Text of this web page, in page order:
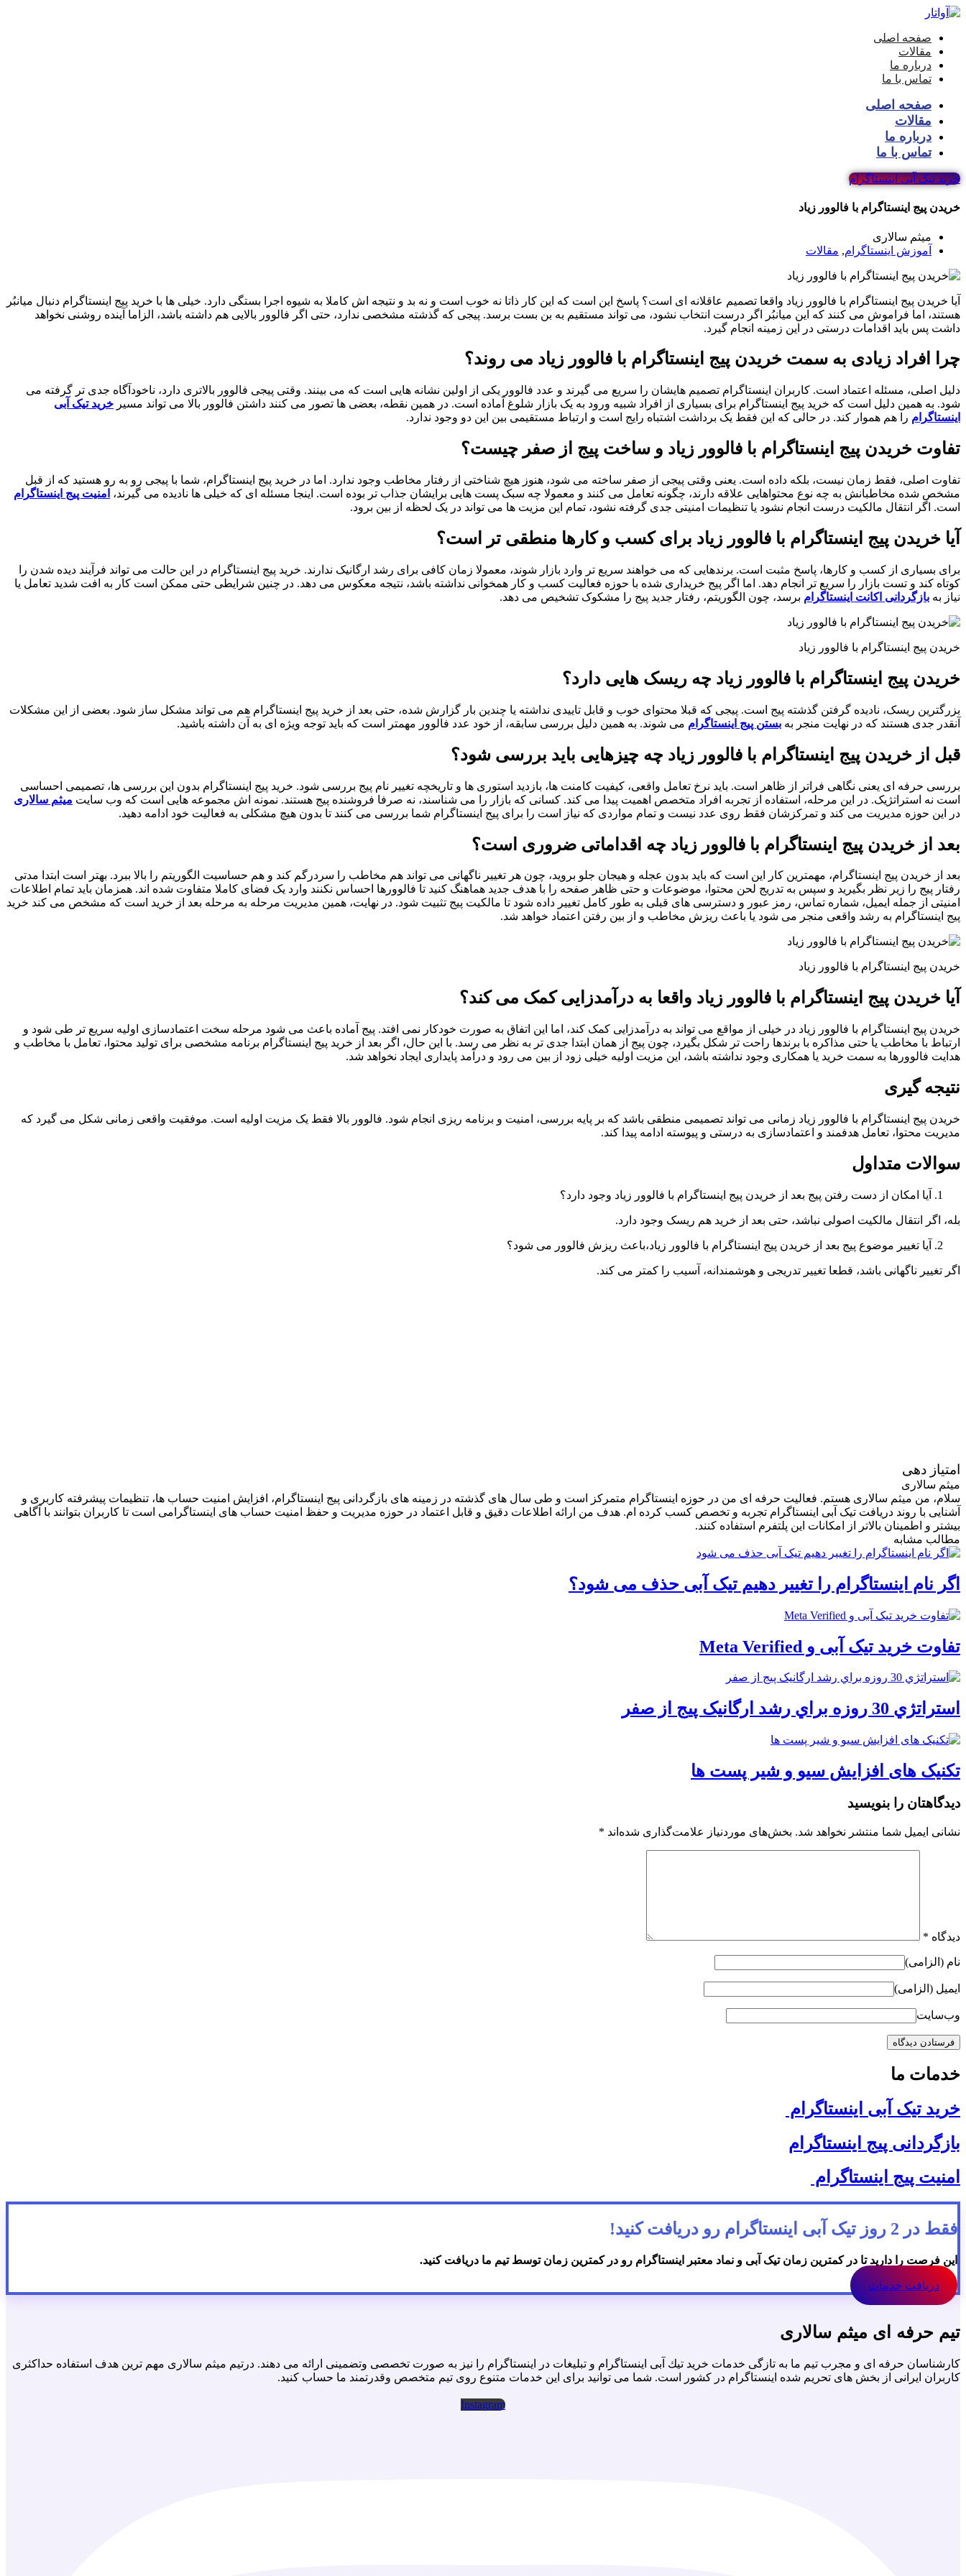
صفحه اصلی
مقالات
درباره ما
تماس با ما
صفحه اصلی
مقالات
درباره ما
تماس با ما
خرید تیک آبی اینستاگرام
خریدن پیج اینستاگرام با فالوور زیاد
میثم سالاری
آموزش اینستاگرام, مقالات
آیا خریدن پیج اینستاگرام با فالوور زیاد واقعا تصمیم عاقلانه ‌ای است؟ پاسخ این است که این کار ذاتا نه خوب است و نه بد و نتیجه ‌اش کاملا به شیوه اجرا بستگی دارد. خیلی‌ ها با خرید پیج اینستاگرام دنبال میانبُر
هستند، اما فراموش می ‌کنند که این میانبُر اگر درست انتخاب نشود، می‌ تواند مستقیم به بن ‌بست برسد. پیجی که گذشته مشخصی ندارد، حتی اگر فالوور بالایی هم داشته باشد، الزاما آینده روشنی نخواهد
داشت پس باید اقدامات درستی در این زمینه انجام گیرد.
چرا افراد زیادی به سمت خریدن پیج اینستاگرام با فالوور زیاد می ‌روند؟
دلیل اصلی، مسئله اعتماد است. کاربران اینستاگرام تصمیم ‌هایشان را سریع می ‌گیرند و عدد فالوور یکی از اولین نشانه ‌هایی است که می ‌بینند. وقتی پیجی فالوور بالاتری دارد، ناخودآگاه جدی ‌تر گرفته می
‌شود. به همین دلیل است که خرید پیج اینستاگرام برای بسیاری از افراد شبیه ورود به یک بازار شلوغ آماده است. در همین نقطه، بعضی ‌ها تصور می ‌کنند داشتن فالوور بالا می ‌تواند مسیر خرید تیک آبی
اینستاگرام را هم هموار کند. در حالی که این فقط یک برداشت اشتباه رایج است و ارتباط مستقیمی بین این دو وجود ندارد.
تفاوت خریدن پیج اینستاگرام با فالوور زیاد و ساخت پیج از صفر چیست؟
تفاوت اصلی، فقط زمان نیست، بلکه داده است. یعنی وقتی پیجی از صفر ساخته می ‌شود، هنوز هیچ شناختی از رفتار مخاطب وجود ندارد. اما در خرید پیج اینستاگرام، شما با پیجی رو به‌ رو هستید که از قبل
مشخص شده مخاطبانش به چه نوع محتواهایی علاقه دارند، چگونه تعامل می ‌کنند و معمولا چه سبک پست‌ هایی برایشان جذاب ‌تر بوده است. اینجا مسئله ‌ای که خیلی ‌ها نادیده می ‌گیرند، امنیت پیج اینستاگرام
است. اگر انتقال مالکیت درست انجام نشود یا تنظیمات امنیتی جدی گرفته نشود، تمام این مزیت ‌ها می ‌تواند در یک لحظه از بین برود.
آیا خریدن پیج اینستاگرام با فالوور زیاد برای کسب ‌و کارها منطقی ‌تر است؟
برای بسیاری از کسب ‌و کارها، پاسخ مثبت است. برندهایی که می‌ خواهند سریع ‌تر وارد بازار شوند، معمولا زمان کافی برای رشد ارگانیک ندارند. خرید پیج اینستاگرام در این حالت می ‌تواند فرآیند دیده ‌شدن را
کوتاه کند و تست بازار را سریع‌ تر انجام دهد. اما اگر پیج خریداری ‌شده با حوزه فعالیت کسب ‌و کار همخوانی نداشته باشد، نتیجه معکوس می ‌دهد. در چنین شرایطی حتی ممکن است کار به افت شدید تعامل یا
نیاز به بازگردانی اکانت اینستاگرام برسد، چون الگوریتم، رفتار جدید پیج را مشکوک تشخیص می ‌دهد.
خریدن پیج اینستاگرام با فالوور زیاد
خریدن پیج اینستاگرام با فالوور زیاد چه ریسک‌ هایی دارد؟
بزرگترین ریسک، نادیده گرفتن گذشته پیج است. پیجی که قبلا محتوای خوب و قابل تاییدی نداشته یا چندین بار گزارش شده، حتی بعد از خرید پیج اینستاگرام هم می ‌تواند مشکل ‌ساز شود. بعضی از این مشکلات
آنقدر جدی هستند که در نهایت منجر به بستن پیج اینستاگرام می ‌شوند. به همین دلیل بررسی سابقه، از خود عدد فالوور مهمتر است که باید توجه ویژه ای به آن داشته باشید.
قبل از خریدن پیج اینستاگرام با فالوور زیاد چه چیزهایی باید بررسی شود؟
بررسی حرفه ‌ای یعنی نگاهی فراتر از ظاهر است. باید نرخ تعامل واقعی، کیفیت کامنت‌ ها، بازدید استوری ‌ها و تاریخچه تغییر نام پیج بررسی شود. خرید پیج اینستاگرام بدون این بررسی ‌ها، تصمیمی احساسی
است نه استراتژیک. در این مرحله، استفاده از تجربه افراد متخصص اهمیت پیدا می کند. کسانی که بازار را می ‌شناسند، نه صرفا فروشنده پیج هستند. نمونه ‌اش مجموعه ‌هایی است که وب سایت میثم سالاری
در این حوزه مدیریت می‌ کند و تمرکزشان فقط روی عدد نیست و تمام مواردی که نیاز است را برای پیج اینستاگرام شما بررسی می کنند تا بدون هیچ مشکلی به فعالیت خود ادامه دهید.
بعد از خریدن پیج اینستاگرام با فالوور زیاد چه اقداماتی ضروری است؟
بعد از خریدن پیج اینستاگرام، مهمترین کار این است که باید بدون عجله و هیجان جلو بروید، چون هر تغییر ناگهانی می ‌تواند هم مخاطب را سردرگم کند و هم حساسیت الگوریتم را بالا ببرد. بهتر است ابتدا مدتی
رفتار پیج را زیر نظر بگیرید و سپس به ‌تدریج لحن محتوا، موضوعات و حتی ظاهر صفحه را با هدف جدید هماهنگ کنید تا فالوورها احساس نکنند وارد یک فضای کاملا متفاوت شده ‌اند. همزمان باید تمام اطلاعات
امنیتی از جمله ایمیل، شماره تماس، رمز عبور و دسترسی ‌های قبلی به ‌طور کامل تغییر داده شود تا مالکیت پیج تثبیت شود. در نهایت، همین مدیریت مرحله ‌به ‌مرحله بعد از خرید است که مشخص می‌ کند خرید
پیج اینستاگرام به رشد واقعی منجر می ‌شود یا باعث ریزش مخاطب و از بین رفتن اعتماد خواهد شد.
خریدن پیج اینستاگرام با فالوور زیاد
آیا خریدن پیج اینستاگرام با فالوور زیاد واقعا به درآمدزایی کمک می‌ کند؟
خریدن پیج اینستاگرام با فالوور زیاد در خیلی از مواقع می‌ تواند به درآمدزایی کمک کند، اما این اتفاق به‌ صورت خودکار نمی ‌افتد. پیج آماده باعث می ‌شود مرحله سخت اعتمادسازی اولیه سریع ‌تر طی شود و
ارتباط با مخاطب یا حتی مذاکره با برندها راحت ‌تر شکل بگیرد، چون پیج از همان ابتدا جدی ‌تر به نظر می ‌رسد. با این حال، اگر بعد از خرید پیج اینستاگرام برنامه مشخصی برای تولید محتوا، تعامل با مخاطب و
هدایت فالوورها به سمت خرید یا همکاری وجود نداشته باشد، این مزیت اولیه خیلی زود از بین می ‌رود و درآمد پایداری ایجاد نخواهد شد.
نتیجه گیری
خریدن پیج اینستاگرام با فالوور زیاد زمانی می ‌تواند تصمیمی منطقی باشد که بر پایه بررسی، امنیت و برنامه‌ ریزی انجام شود. فالوور بالا فقط یک مزیت اولیه است. موفقیت واقعی زمانی شکل می‌ گیرد که
مدیریت محتوا، تعامل هدفمند و اعتمادسازی به ‌درستی و پیوسته ادامه پیدا کند.
سوالات متداول
آیا امکان از دست رفتن پیج بعد از خریدن پیج اینستاگرام با فالوور زیاد وجود دارد؟
بله، اگر انتقال مالکیت اصولی نباشد، حتی بعد از خرید هم ریسک وجود دارد.
آیا تغییر موضوع پیج بعد از خریدن پیج اینستاگرام با فالوور زیاد،باعث ریزش فالوور می‌ شود؟
اگر تغییر ناگهانی باشد، قطعا تغییر تدریجی و هوشمندانه، آسیب را کمتر می‌ کند.
امتیاز دهی
میثم سالاری
سلام، من میثم سالاری هستم. فعالیت حرفه ای من در حوزه اینستاگرام متمرکز است و طی سال های گذشته در زمینه های بازگردانی پیج اینستاگرام، افزایش امنیت حساب ها، تنظیمات پیشرفته کاربری و
آشنایی با روند دریافت تیک آبی اینستاگرام تجربه و تخصص کسب کرده ام. هدف من ارائه اطلاعات دقیق و قابل اعتماد در حوزه مدیریت و حفظ امنیت حساب های اینستاگرامی است تا کاربران بتوانند با آگاهی
بیشتر و اطمینان بالاتر از امکانات این پلتفرم استفاده کنند.
مطالب مشابه
اگر نام اینستاگرام را تغییر دهیم تیک آبی حذف می شود؟
تفاوت خرید تیک آبی و Meta Verified
استراتژي 30 روزه براي رشد ارگانيک پيج از صفر
تکنیک های افزایش سیو و شیر پست ها
دیدگاهتان را بنویسید
نشانی ایمیل شما منتشر نخواهد شد. بخش‌های موردنیاز علامت‌گذاری شده‌اند *
دیدگاه *
نام (الزامی)
ایمیل (الزامی)
وب‌سایت
خدمات ما
خرید تیک آبی اینستاگرام
بازگردانی پیج اینستاگرام
امنیت پیج اینستاگرام
فقط در 2 روز تیک آبی اینستاگرام رو دریافت کنید!
این فرصت را دارید تا در کمترین زمان تیک آبی و نماد معتبر اینستاگرام رو در کمترین زمان توسط تیم ما دریافت کنید.
دریافت خدمات
تیم حرفه ای میثم سالاری
كارشناسان حرفه اى و مجرب تيم ما به تازگى خدمات خريد تيك آبى اينستاگرام و تبليغات در اينستاگرام را نيز به صورت تخصصى وتضمينى ارائه مى دهند. درتيم ميثم سالارى مهم ترين هدف استفاده حداكثرى
كاربران ايرانى از بخش هاى تحريم شده اينستاگرام در كشور است. شما مى توانيد براى اين خدمات متنوع روى تيم متخصص وقدرتمند ما حساب كنيد.
Instagram